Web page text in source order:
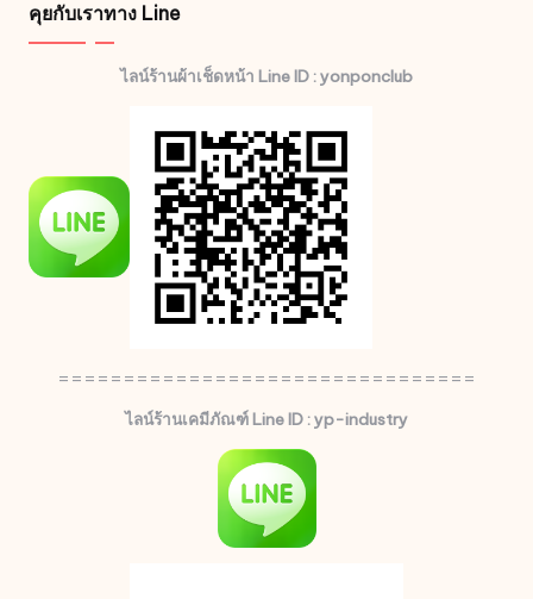
คุยกับเราทาง Line
ไลน์ร้านผ้าเช็ดหน้า Line ID : yonponclub
================================
ไลน์ร้านเคมีภัณฑ์ Line ID : yp-industry